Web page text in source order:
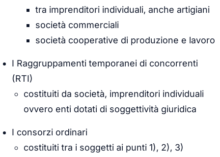
tra imprenditori individuali, anche artigiani
società commerciali
società cooperative di produzione e lavoro
I Raggruppamenti temporanei di concorrenti
(RTI)
costituiti da società, imprenditori individuali
ovvero enti dotati di soggettività giuridica
I consorzi ordinari
costituiti tra i soggetti ai punti 1), 2), 3)